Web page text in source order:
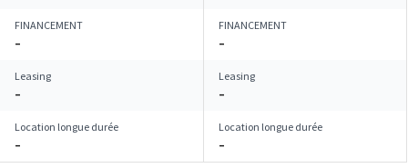
FINANCEMENT
–
FINANCEMENT
–
Leasing
–
Leasing
–
Location longue durée
–
Location longue durée
–